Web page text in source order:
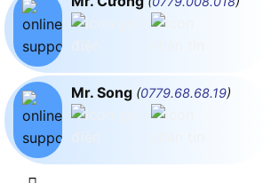
Mr. Song (0779.68.68.19)